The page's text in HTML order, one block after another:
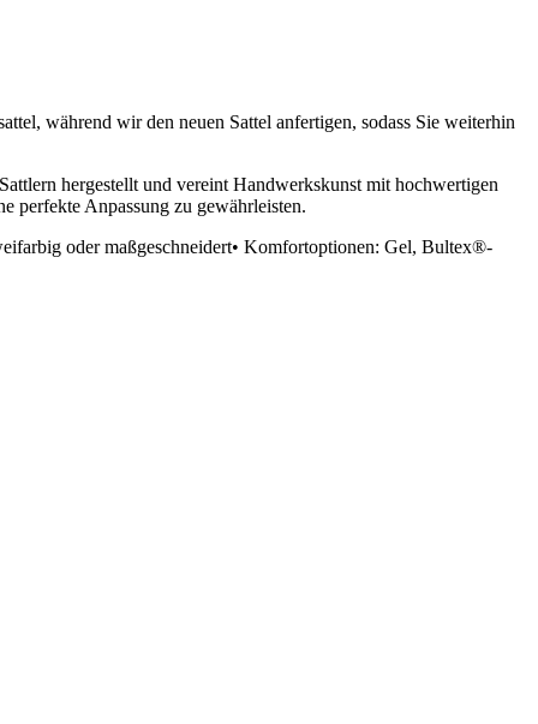
während wir den neuen Sattel anfertigen, sodass Sie weiterhin
hergestellt und vereint Handwerkskunst mit hochwertigen
perfekte Anpassung zu gewährleisten.
oder maßgeschneidert• Komfortoptionen: Gel, Bultex®-